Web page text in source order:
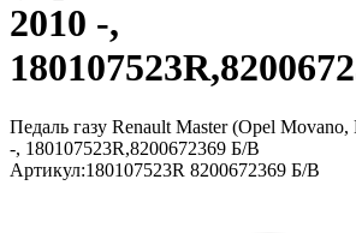
2010 -,
Педаль газу Renault Master (Opel
-, 180107523R,8200672369 Б/В
Артикул:180107523R 8200672369 Б/В